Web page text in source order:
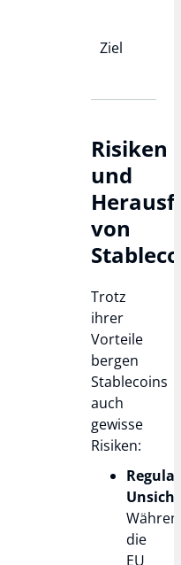
Ziel
Risiken
und
von
Trotz
ihrer
Vorteile
bergen
Stablecoins
auch
gewisse
Risiken:
die
EU